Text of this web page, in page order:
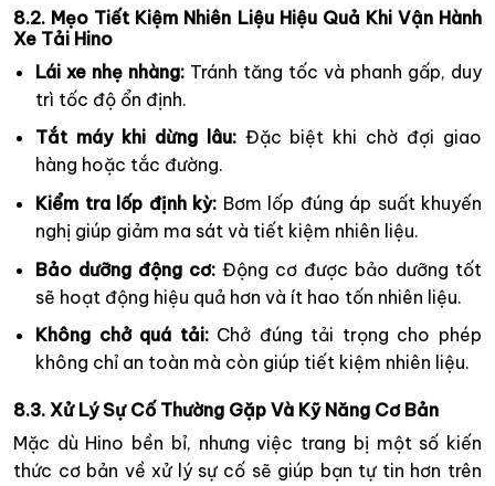
8.2. Mẹo Tiết Kiệm Nhiên Liệu Hiệu Quả Khi Vận Hành
Xe Tải Hino
Lái xe nhẹ nhàng: Tránh tăng tốc và phanh gấp, duy
trì tốc độ ổn định.
Tắt máy khi dừng lâu:Đặc biệt khi chờ đợi giao
hàng hoặc tắc đường.
Kiểm tra lốp định kỳ: Bơm lốp đúng áp suất khuyến
nghị giúp giảm ma sát và tiết kiệm nhiên liệu.
Bảo dưỡng động cơ: Động cơ được bảo dưỡng tốt
sẽ hoạt động hiệu quả hơn và ít hao tốn nhiên liệu.
Không chở quá tải:Chở đúng tải trọng cho phép
không chỉ an toàn mà còn giúp tiết kiệm nhiên liệu.
8.3. Xử Lý Sự Cố Thường Gặp Và Kỹ Năng Cơ Bản
Mặc dù Hino bền bỉ, nhưng việc trang bị một số kiến
thức cơ bản về xử lý sự cố sẽ giúp bạn tự tin hơn trên